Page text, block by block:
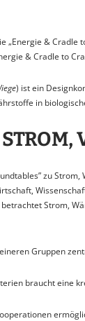
„Energie &
& Cradle to
) ist ein
in
zu
Strom,
Gruppen
braucht eine